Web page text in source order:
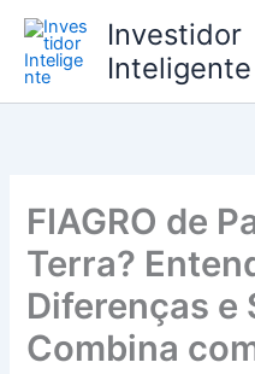
para
conteúdo
Investidor
Inteligente
FIAGRO de
Terra?
Diferenças e
Combina